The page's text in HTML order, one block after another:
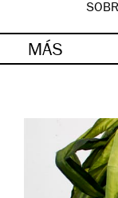
MÁS